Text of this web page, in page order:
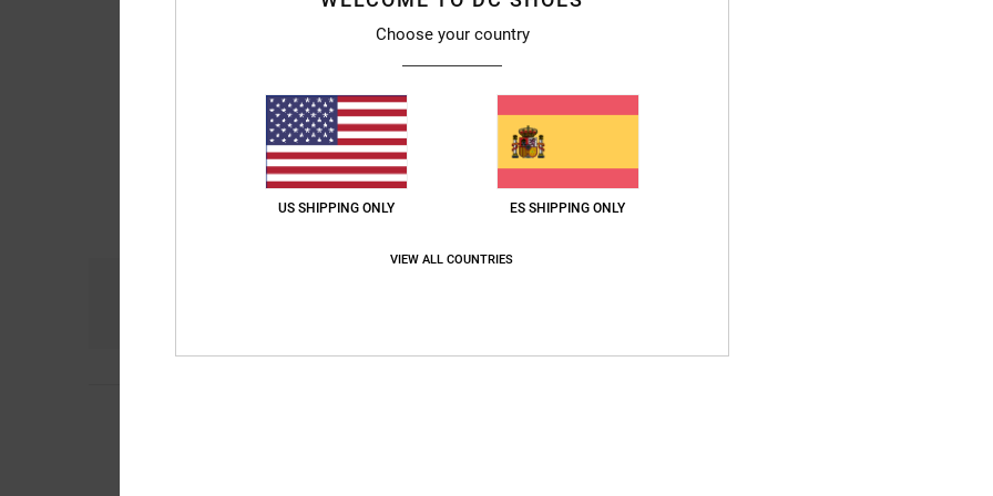
basado en
Choose your country
US SHIPPING ONLY ES SHIPPING ONLY
VIEW ALL COUNTRIES